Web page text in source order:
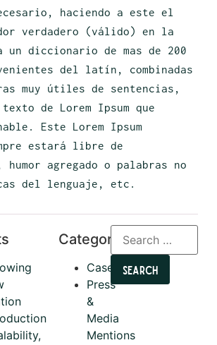
haciendo a este el
verdadero (válido) en la
un diccionario de mas de 200
del latín, combinadas
muy útiles de sentencias,
de Lorem Ipsum que
Este Lorem Ipsum
estará libre de
agregado o palabras no
del lenguaje, etc.
Categories
Cases
Press
&
Media
Mentions